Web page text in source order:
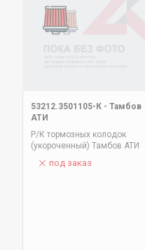
53212.3501105-К - Тамбов
АТИ
Р/К тормозных колодок
(укороченный) Тамбов АТИ
под заказ